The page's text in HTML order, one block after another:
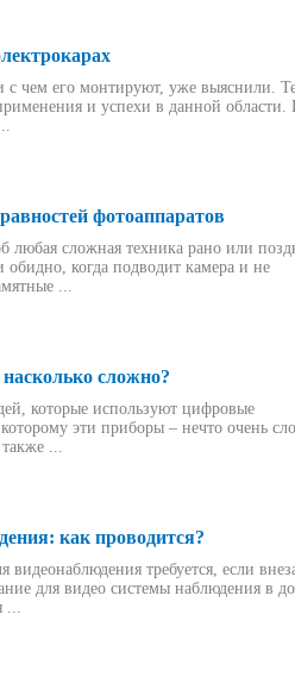
с чем его монтируют, уже выяснили.
и успехи в данной области.
фотоаппаратов
любая сложная техника рано или
обидно, когда подводит камера и не
...
сложно?
которые используют цифровые
эти приборы – нечто очень
...
как проводится?
требуется, если
для видео системы наблюдения в
...